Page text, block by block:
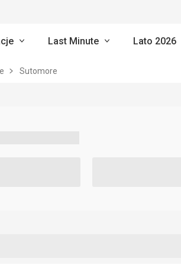
Last Minute Lato 2026
Sutomore